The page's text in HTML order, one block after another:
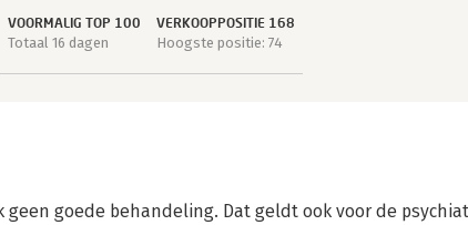
VOORMALIG TOP 100
Totaal 16 dagen
VERKOOPPOSITIE 168
Hoogste positie: 74
goede behandeling. Dat geldt ook voor de